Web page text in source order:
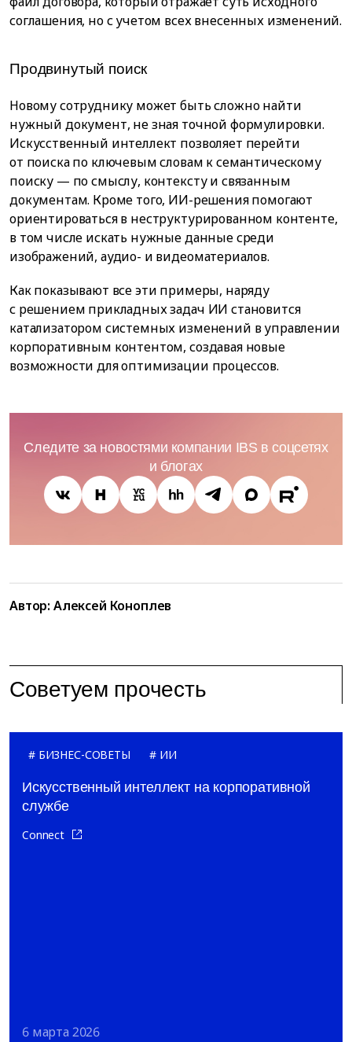
соглашения, но с учетом всех внесенных изменений.
Продвинутый поиск
Новому сотруднику может быть сложно найти
нужный документ, не зная точной формулировки.
Искусственный интеллект позволяет перейти
от поиска по ключевым словам к семантическому
поиску — по смыслу, контексту и связанным
документам. Кроме того, ИИ-решения помогают
ориентироваться в неструктурированном контенте,
в том числе искать нужные данные среди
изображений, аудио- и видеоматериалов.
Как показывают все эти примеры, наряду
с решением прикладных задач ИИ становится
катализатором системных изменений в управлении
корпоративным контентом, создавая новые
возможности для оптимизации процессов.
Следите за новостями компании IBS в соцсетях
и блогах
Автор: Алексей Коноплев
Советуем прочесть
БИЗНЕС-СОВЕТЫ ИИ
Искусственный интеллект на корпоративной
службе
Connect
6 марта 2026